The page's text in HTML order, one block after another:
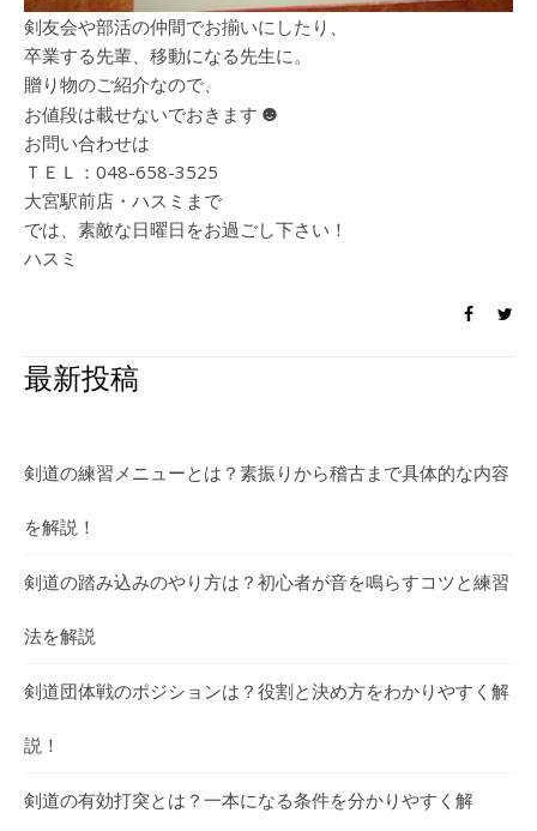
剣友会や部活の仲間でお揃いにしたり、
卒業する先輩、移動になる先生に。
贈り物のご紹介なので、
お値段は載せないでおきます ☻
お問い合わせは
ＴＥＬ：048-658-3525
大宮駅前店・ハスミまで
では、素敵な日曜日をお過ごし下さい！
ハスミ
最新投稿
剣道の練習メニューとは？素振りから稽古まで具体的な内容
を解説！
剣道の踏み込みのやり方は？初心者が音を鳴らすコツと練習
法を解説
剣道団体戦のポジションは？役割と決め方をわかりやすく解
説！
剣道の有効打突とは？一本になる条件を分かりやすく解